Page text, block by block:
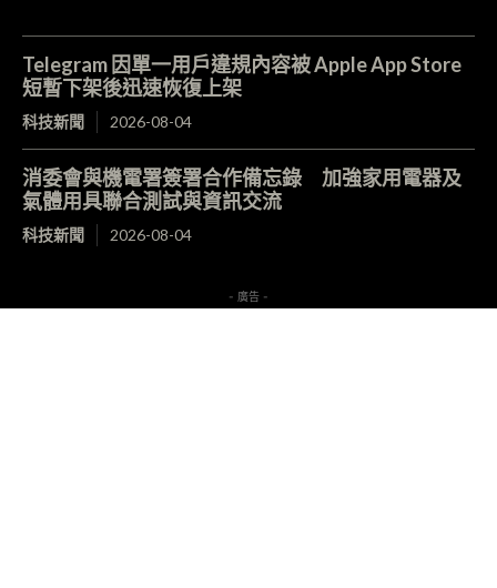
Telegram 因單一用戶違規內容被 Apple App Store
短暫下架後迅速恢復上架
科技新聞 2026-08-04
消委會與機電署簽署合作備忘錄 加強家用電器及
氣體用具聯合測試與資訊交流
科技新聞 2026-08-04
- 廣告 -